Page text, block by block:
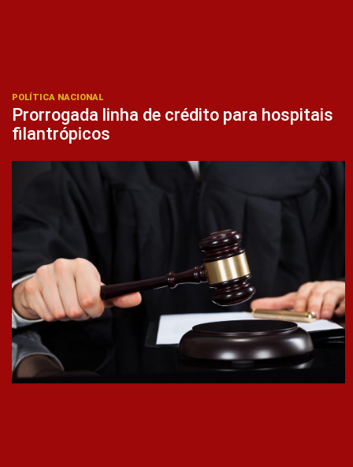
POLÍTICA NACIONAL
Prorrogada linha de crédito para hospitais
filantrópicos